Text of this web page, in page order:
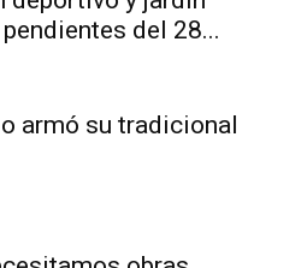
del 28...
armó su tradicional